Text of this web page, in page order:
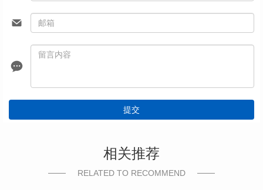
提交
相关推荐
RELATED TO RECOMMEND